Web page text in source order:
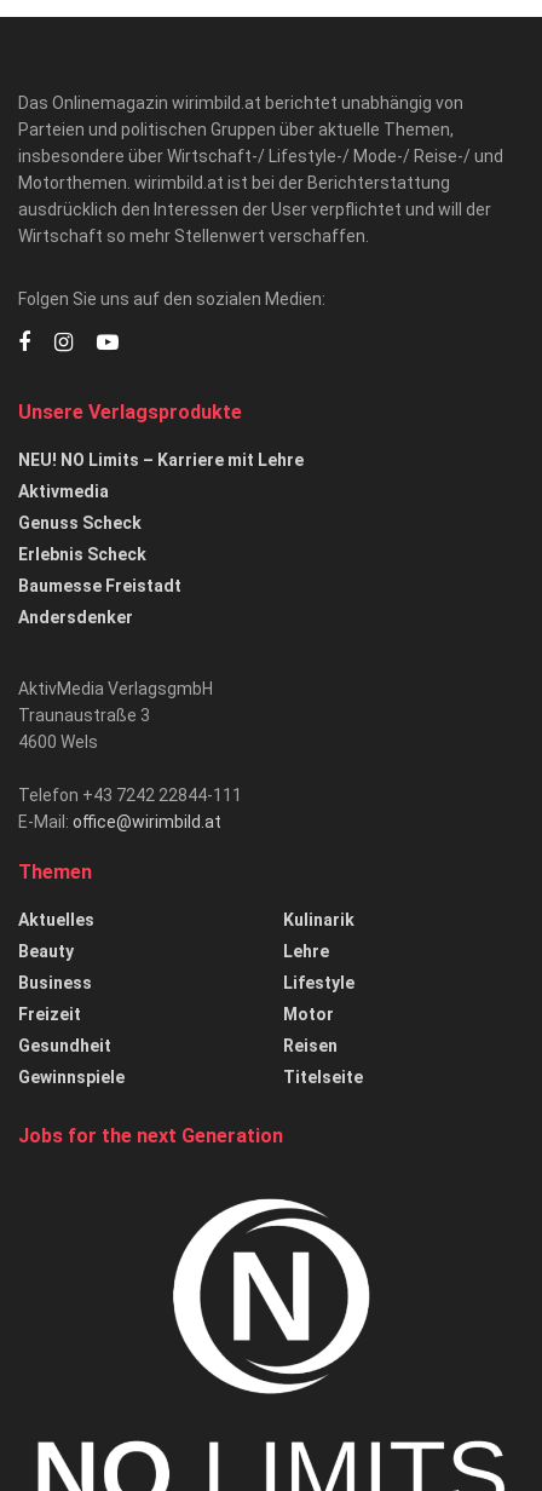
Das Onlinemagazin wirimbild.at berichtet unabhängig von
Parteien und politischen Gruppen über aktuelle Themen,
insbesondere über Wirtschaft-/ Lifestyle-/ Mode-/ Reise-/ und
Motorthemen. wirimbild.at ist bei der Berichterstattung
ausdrücklich den Interessen der User verpflichtet und will der
Wirtschaft so mehr Stellenwert verschaffen.
Folgen Sie uns auf den sozialen Medien:
Unsere Verlagsprodukte
NEU! NO Limits – Karriere mit Lehre
Aktivmedia
Genuss Scheck
Erlebnis Scheck
Baumesse Freistadt
Andersdenker
AktivMedia VerlagsgmbH
Traunaustraße 3
4600 Wels
Telefon +43 7242 22844-111
E-Mail: office@wirimbild.at
Themen
Aktuelles
Beauty
Business
Freizeit
Gesundheit
Gewinnspiele
Kulinarik
Lehre
Lifestyle
Motor
Reisen
Titelseite
Jobs for the next Generation